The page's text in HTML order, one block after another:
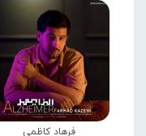
فرهاد کاظمی